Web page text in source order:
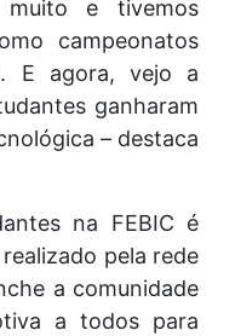
muito e tivemos
campeonatos
E agora, vejo a
ganharam
– destaca
na FEBIC é
pela rede
a comunidade
a todos para